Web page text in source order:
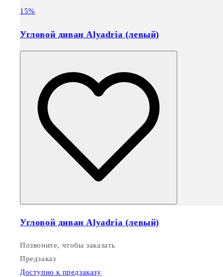
15%
Угловой диван Alyadria (левый)
Угловой диван Alyadria (левый)
Позвоните, чтобы заказать
Предзаказ
Доступно к предзаказу